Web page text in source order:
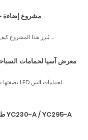
مشروع إضاءة
يُبرز هذا المشروع كيف ساعدت شركة سيانغورد للإضاءة ...
معرض آسيا لحمامات السباحة
بصفتها شركة متخصصة في تصنيع مصابيح LED لحمامات الس...
مصباح حمام سباحة LED طراز YC230-A / YC295-A